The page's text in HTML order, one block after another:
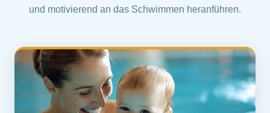
und motivierend an das Schwimmen heranführen.